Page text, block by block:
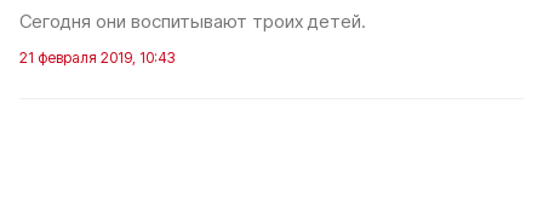
Сегодня они воспитывают троих детей.
21 февраля 2019, 10:43